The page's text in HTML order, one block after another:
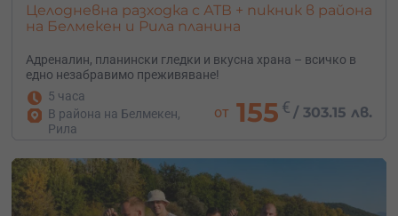
Целодневна разходка с АТВ + пикник в района
на Белмекен и Рила планина
Адреналин, планински гледки и вкусна храна – всичко в
едно незабравимо преживяване!
5 часа
В района на Белмекен,
Рила
от 155 € /303.15 лв.